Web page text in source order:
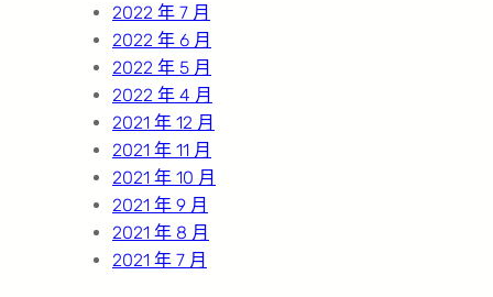
2022 年 7 月
2022 年 6 月
2022 年 5 月
2022 年 4 月
2021 年 12 月
2021 年 11 月
2021 年 10 月
2021 年 9 月
2021 年 8 月
2021 年 7 月